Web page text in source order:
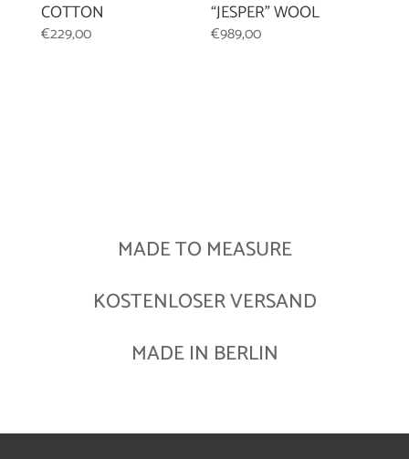
COTTON
€229,00
“JESPER” WOOL
€989,00
MADE TO MEASURE
KOSTENLOSER VERSAND
MADE IN BERLIN